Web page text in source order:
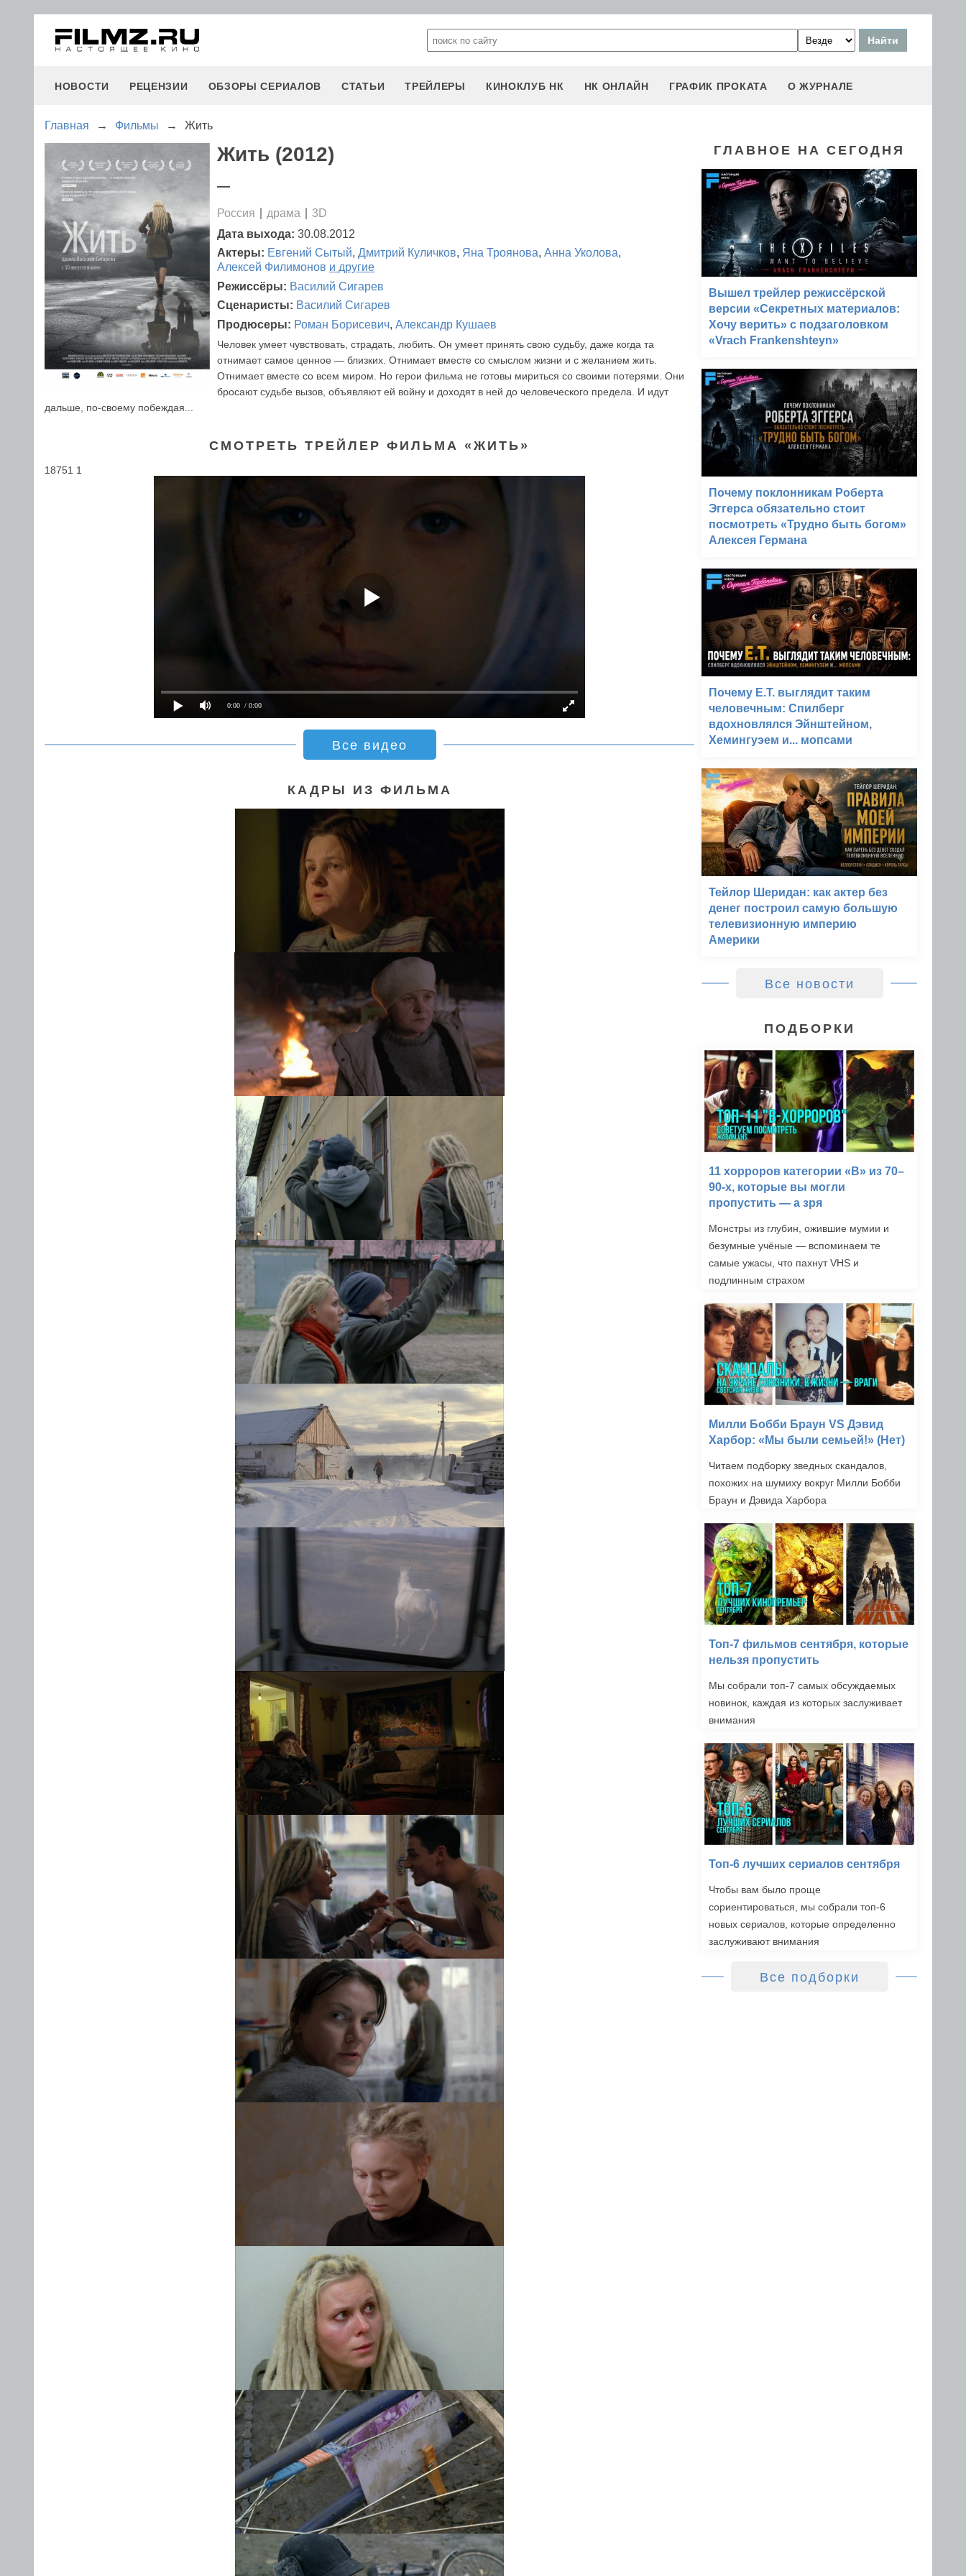
НОВОСТИ РЕЦЕНЗИИ ОБЗОРЫ СЕРИАЛОВ СТАТЬИ ТРЕЙЛЕРЫ КИНОКЛУБ НК НК ОНЛАЙН ГРАФИК ПРОКАТА О ЖУРНАЛЕ
Главная → Фильмы → Жить
Жить (2012)
—
Россия драма
3D
Дата выхода: 30.08.2012
Актеры: Евгений Сытый, Дмитрий Куличков, Яна Троянова, Анна Уколова,
Алексей Филимонов и другие
Режиссёры: Василий Сигарев
Сценаристы: Василий Сигарев
Продюсеры: Роман Борисевич, Александр Кушаев
Человек умеет чувствовать, страдать, любить. Он умеет принять свою судьбу, даже когда та
отнимает самое ценное — близких. Отнимает вместе со смыслом жизни и с желанием жить.
Отнимает вместе со всем миром. Но герои фильма не готовы мириться со своими потерями. Они
бросают судьбе вызов, объявляют ей войну и доходят в ней до человеческого предела. И идут
дальше, по-своему побеждая...
СМОТРЕТЬ ТРЕЙЛЕР ФИЛЬМА «ЖИТЬ»
18751 1
0:00 / 0:00
Все видео
КАДРЫ ИЗ ФИЛЬМА
ГЛАВНОЕ НА СЕГОДНЯ
Вышел трейлер режиссёрской
версии «Секретных материалов:
Хочу верить» с подзаголовком
«Vrach Frankenshteyn»
Почему поклонникам Роберта
Эггерса обязательно стоит
посмотреть «Трудно быть богом»
Алексея Германа
Почему E.T. выглядит таким
человечным: Спилберг
вдохновлялся Эйнштейном,
Хемингуэем и... мопсами
Тейлор Шеридан: как актер без
денег построил самую большую
телевизионную империю
Америки
Все новости
ПОДБОРКИ
11 хорроров категории «B» из 70–
90-х, которые вы могли
пропустить — а зря
Монстры из глубин, ожившие мумии и
безумные учёные — вспоминаем те
самые ужасы, что пахнут VHS и
подлинным страхом
Милли Бобби Браун VS Дэвид
Харбор: «Мы были семьей!» (Нет)
Читаем подборку зведных скандалов,
похожих на шумиху вокруг Милли Бобби
Браун и Дэвида Харбора
Топ-7 фильмов сентября, которые
нельзя пропустить
Мы собрали топ-7 самых обсуждаемых
новинок, каждая из которых заслуживает
внимания
Топ-6 лучших сериалов сентября
Чтобы вам было проще
сориентироваться, мы собрали топ-6
новых сериалов, которые определенно
заслуживают внимания
Все подборки